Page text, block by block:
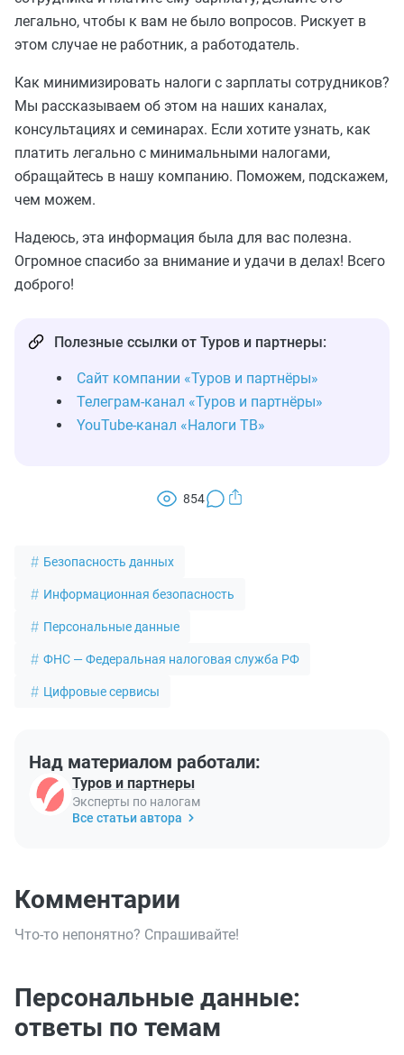
легально, чтобы к вам не было вопросов. Рискует в
этом случае не работник, а работодатель.
Как минимизировать налоги с зарплаты сотрудников?
Мы рассказываем об этом на наших каналах,
консультациях и семинарах. Если хотите узнать, как
платить легально с минимальными налогами,
обращайтесь в нашу компанию. Поможем, подскажем,
чем можем.
Надеюсь, эта информация была для вас полезна.
Огромное спасибо за внимание и удачи в делах! Всего
доброго!
Полезные ссылки от Туров и партнеры:
Сайт компании «Туров и партнёры»
Телеграм-канал «Туров и партнёры»
YouTube-канал «Налоги ТВ»
854
Безопасность данных
Информационная безопасность
Персональные данные
ФНС — Федеральная налоговая служба РФ
Цифровые сервисы
Над материалом работали:
Туров и партнеры
Эксперты по налогам
Все статьи автора
Комментарии
Что-то непонятно? Спрашивайте!
Персональные данные:
ответы по темам